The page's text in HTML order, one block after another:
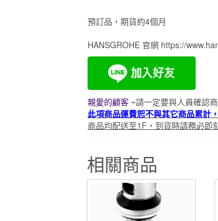
預訂品，期貨約4個月
HANSGROHE 官網 https://
親愛的顧客 ~請一定要與人員確認
此項商品運費恕不與其它商品累計
商品均配送至1F，到貨時請務必即
相關商品